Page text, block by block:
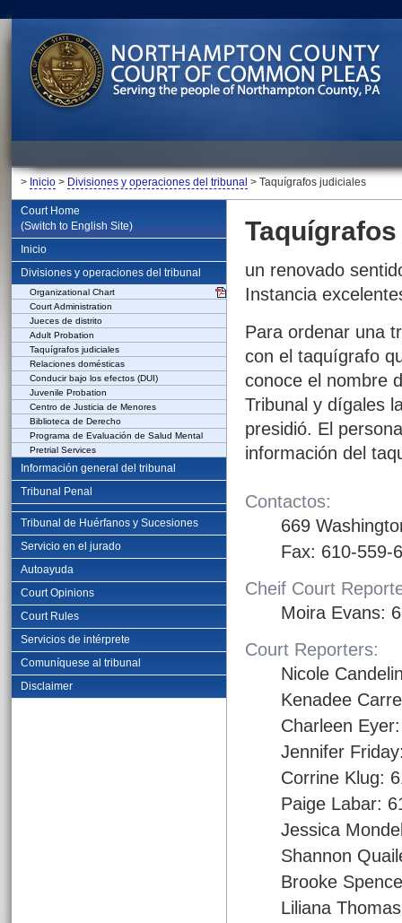
> Inicio > Divisiones y operaciones del tribunal > Taquígrafos judiciales
Court Home
(Switch to English Site)
Inicio
Divisiones y operaciones del tribunal
Organizational Chart
Court Administration
Jueces de distrito
Adult Probation
Taquígrafos judiciales
Relaciones domésticas
Conducir bajo los efectos (DUI)
Juvenile Probation
Centro de Justicia de Menores
Biblioteca de Derecho
Programa de Evaluación de Salud Mental
Pretrial Services
Información general del tribunal
Tribunal Penal
Tribunal de Huérfanos y Sucesiones
Servicio en el jurado
Autoayuda
Court Opinions
Court Rules
Servicios de intérprete
Comuníquese al tribunal
Disclaimer
un renovado
Instancia
Para ordenar una
con el taquígrafo
conoce el nombre
Tribunal y dígales
presidió. El
información del
Contactos:
669
Fax: 610-559-
Cheif Court
Moira Evans:
Court Reporters:
Nicole
Kenadee
Charleen
Jennifer
Corrine Klug:
Paige Labar:
Jessica
Shannon
Brooke
Liliana